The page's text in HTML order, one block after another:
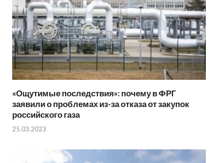
«Ощутимые последствия»: почему в ФРГ
заявили о проблемах из-за отказа от закупок
российского газа
25.03.2023